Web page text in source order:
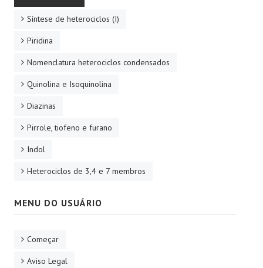
Síntese de heterociclos (I)
Piridina
Nomenclatura heterociclos condensados
Quinolina e Isoquinolina
Diazinas
Pirrole, tiofeno e furano
Indol
Heterociclos de 3,4 e 7 membros
MENU DO USUÁRIO
Começar
Aviso Legal